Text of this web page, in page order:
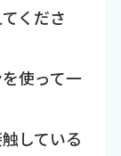
くださ
使って一
している